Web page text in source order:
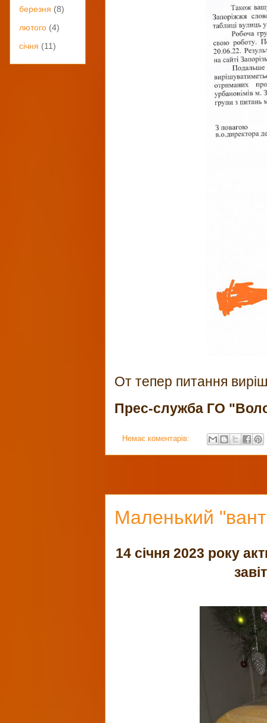
От тепер питання
Прес-служба ГО
Немає коментарів:
Маленький
14 січня 2023 року
березня (8)
лютого (4)
січня (11)